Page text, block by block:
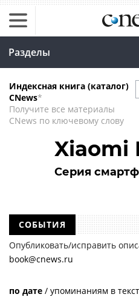
Разделы
Индексная книга (каталог)
CNews*
Получите все материалы
CNews по ключевому слову
Xiaomi
Серия
СОБЫТИЯ
Опубликовать/исправить
book@cnews.ru
по дате / упоминаниям в